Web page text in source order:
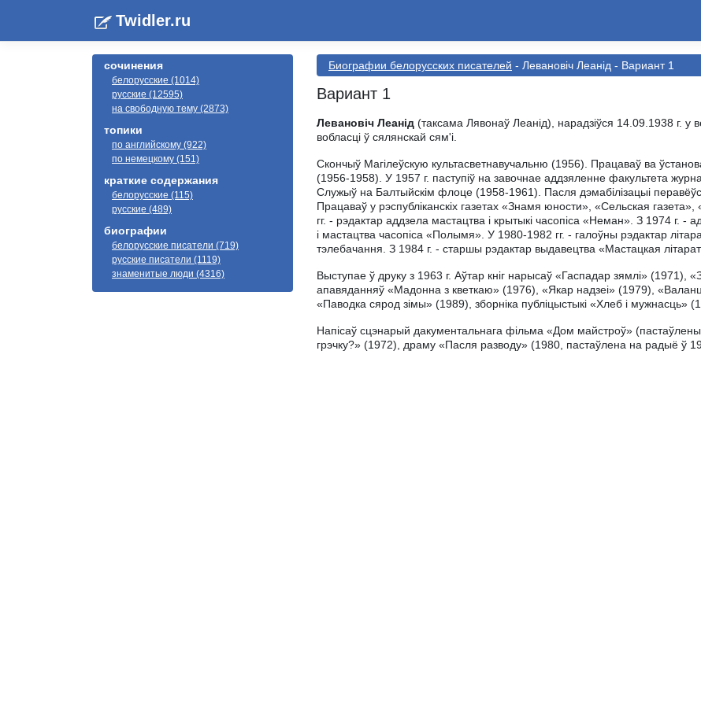
Twidler.ru
сочинения
белорусские (1014)
русские (12595)
на свободную тему (2873)
топики
по английскому (922)
по немецкому (151)
краткие содержания
белорусские (115)
русские (489)
биографии
белорусские писатели (719)
русские писатели (1119)
знаменитые люди (4316)
Биографии белорусскиx писателей - Левановіч Леанід - Вариант 1
Вариант 1
Левановіч Леанід (таксама Лявонаў Леанід), нарадзіўся 14.09.1938 г. у
вобласці ў сялянскай сям'і.
Скончыў Магілеўскую культасветнавучальню (1956). Працаваў ва
(1956-1958). У 1957 г. паступіў на завочнае аддзяленне факультета
Служыў на Балтыйскім флоце (1958-1961). Пасля дэмабілізацыі
Працаваў у рэспубліканскіх газетах «Знамя юности», «Сельская
гг. - рэдактар аддзела мастацтва і крытыкі часопіса «Неман». З 1974 г. -
і мастацтва часопіса «Полымя». У 1980-1982 гг. - галоўны рэдактар
тэлебачання. З 1984 г. - старшы рэдактар выдавецтва «Мастацкая
Выступае ў друку з 1963 г. Аўтар кніг нарысаў «Гаспадар зямлі» (1971),
апавяданняў «Мадонна з кветкаю» (1976), «Якар надзеі» (1979),
«Паводка сярод зімы» (1989), зборніка публіцыстыкі «Хлеб і мужнасць»
Напісаў сцэнарый дакументальнага фільма «Дом майстроў»
грэчку?» (1972), драму «Пасля разводу» (1980, пастаўлена на радыё ў